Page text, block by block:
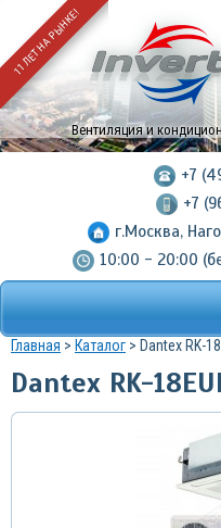
11 ЛЕТ НА РЫНКЕ!
Вентиляция и
+7
+7
г.Москва,
10:00 - 20:00
Главная > Каталог > Dantex RK-
Dantex RK-